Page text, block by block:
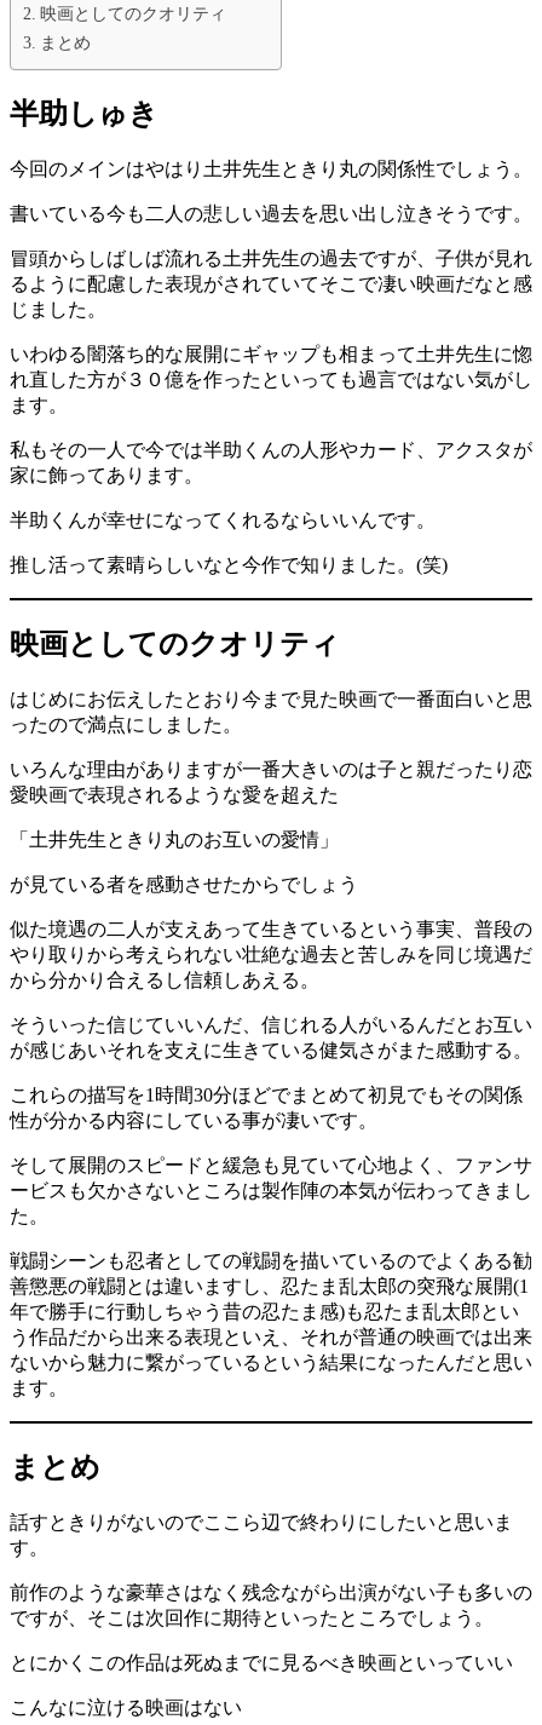
映画としてのクオリティ
まとめ
半助しゅき
今回のメインはやはり土井先生ときり丸の関係性でしょう。
書いている今も二人の悲しい過去を思い出し泣きそうです。
冒頭からしばしば流れる土井先生の過去ですが、子供が見れ
るように配慮した表現がされていてそこで凄い映画だなと感
じました。
いわゆる闇落ち的な展開にギャップも相まって土井先生に惚
れ直した方が３０億を作ったといっても過言ではない気がし
ます。
私もその一人で今では半助くんの人形やカード、アクスタが
家に飾ってあります。
半助くんが幸せになってくれるならいいんです。
推し活って素晴らしいなと今作で知りました。(笑)
映画としてのクオリティ
はじめにお伝えしたとおり今まで見た映画で一番面白いと思
ったので満点にしました。
いろんな理由がありますが一番大きいのは子と親だったり恋
愛映画で表現されるような愛を超えた
「土井先生ときり丸のお互いの愛情」
が見ている者を感動させたからでしょう
似た境遇の二人が支えあって生きているという事実、普段の
やり取りから考えられない壮絶な過去と苦しみを同じ境遇だ
から分かり合えるし信頼しあえる。
そういった信じていいんだ、信じれる人がいるんだとお互い
が感じあいそれを支えに生きている健気さがまた感動する。
これらの描写を1時間30分ほどでまとめて初見でもその関係
性が分かる内容にしている事が凄いです。
そして展開のスピードと緩急も見ていて心地よく、ファンサ
ービスも欠かさないところは製作陣の本気が伝わってきまし
た。
戦闘シーンも忍者としての戦闘を描いているのでよくある勧
善懲悪の戦闘とは違いますし、忍たま乱太郎の突飛な展開(1
年で勝手に行動しちゃう昔の忍たま感)も忍たま乱太郎とい
う作品だから出来る表現といえ、それが普通の映画では出来
ないから魅力に繋がっているという結果になったんだと思い
ます。
まとめ
話すときりがないのでここら辺で終わりにしたいと思いま
す。
前作のような豪華さはなく残念ながら出演がない子も多いの
ですが、そこは次回作に期待といったところでしょう。
とにかくこの作品は死ぬまでに見るべき映画といっていい
こんなに泣ける映画はない